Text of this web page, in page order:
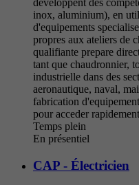
developpent des
inox, aluminium), en
d'equipements
propres aux ateliers de
qualifiante prepare
tant que chaudronnier,
industrielle dans des
aeronautique, naval,
fabrication
pour acceder
Temps plein
En présentiel
CAP - Électricien